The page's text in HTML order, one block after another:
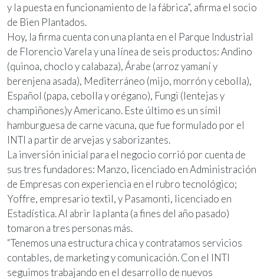
y la puesta en funcionamiento de la fábrica”, afirma el socio
de Bien Plantados.
Hoy, la firma cuenta con una planta en el Parque Industrial
de Florencio Varela y una línea de seis productos: Andino
(quinoa, choclo y calabaza), Árabe (arroz yamaní y
berenjena asada), Mediterráneo (mijo, morrón y cebolla),
Español (papa, cebolla y orégano), Fungi (lentejas y
champiñones)y Americano. Este último es un símil
hamburguesa de carne vacuna, que fue formulado por el
INTI a partir de arvejas y saborizantes.
La inversión inicial para el negocio corrió por cuenta de
sus tres fundadores: Manzo, licenciado en Administración
de Empresas con experiencia en el rubro tecnológico;
Yoffre, empresario textil, y Pasamonti, licenciado en
Estadística. Al abrir la planta (a fines del año pasado)
tomaron a tres personas más.
“Tenemos una estructura chica y contratamos servicios
contables, de marketing y comunicación. Con el INTI
seguimos trabajando en el desarrollo de nuevos